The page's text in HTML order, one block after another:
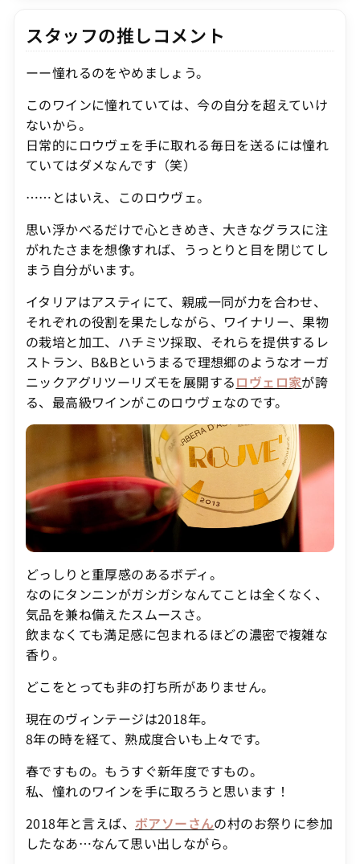
スタッフの推しコメント
ーー憧れるのをやめましょう。
このワインに憧れていては、今の自分を超えていけ
ないから。
日常的にロウヴェを手に取れる毎日を送るには憧れ
ていてはダメなんです（笑）
……とはいえ、このロウヴェ。
思い浮かべるだけで心ときめき、大きなグラスに注
がれたさまを想像すれば、うっとりと目を閉じてし
まう自分がいます。
イタリアはアスティにて、親戚一同が力を合わせ、
それぞれの役割を果たしながら、ワイナリー、果物
の栽培と加工、ハチミツ採取、それらを提供するレ
ストラン、B&Bというまるで理想郷のようなオーガ
ニックアグリツーリズモを展開するロヴェロ家が誇
る、最高級ワインがこのロウヴェなのです。
どっしりと重厚感のあるボディ。
なのにタンニンがガシガシなんてことは全くなく、
気品を兼ね備えたスムースさ。
飲まなくても満足感に包まれるほどの濃密で複雑な
香り。
どこをとっても非の打ち所がありません。
現在のヴィンテージは2018年。
8年の時を経て、熟成度合いも上々です。
春ですもの。もうすぐ新年度ですもの。
私、憧れのワインを手に取ろうと思います！
2018年と言えば、 ボアソーさんの村のお祭りに参加
したなあ…なんて思い出しながら。